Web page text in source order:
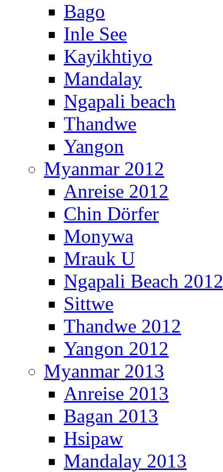
Bago
Inle See
Kayikhtiyo
Mandalay
Ngapali beach
Thandwe
Yangon
Myanmar 2012
Anreise 2012
Chin Dörfer
Monywa
Mrauk U
Ngapali Beach 2012
Sittwe
Thandwe 2012
Yangon 2012
Myanmar 2013
Anreise 2013
Bagan 2013
Hsipaw
Mandalay 2013